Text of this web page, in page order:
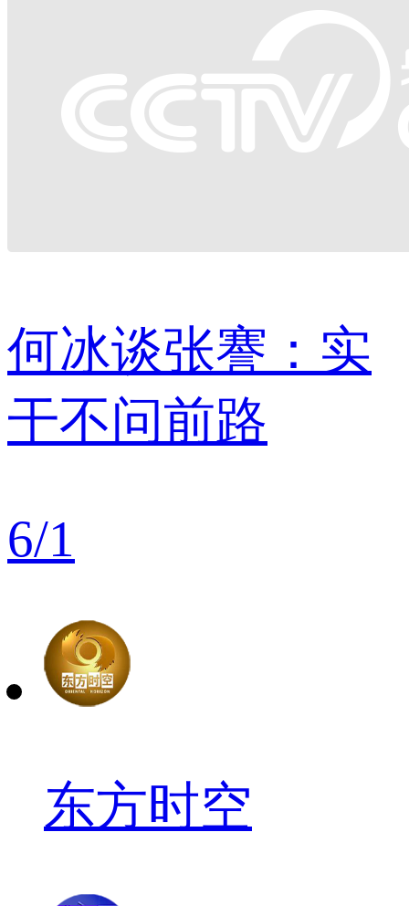
何冰谈张謇：实
干不问前路
6/1
东方时空